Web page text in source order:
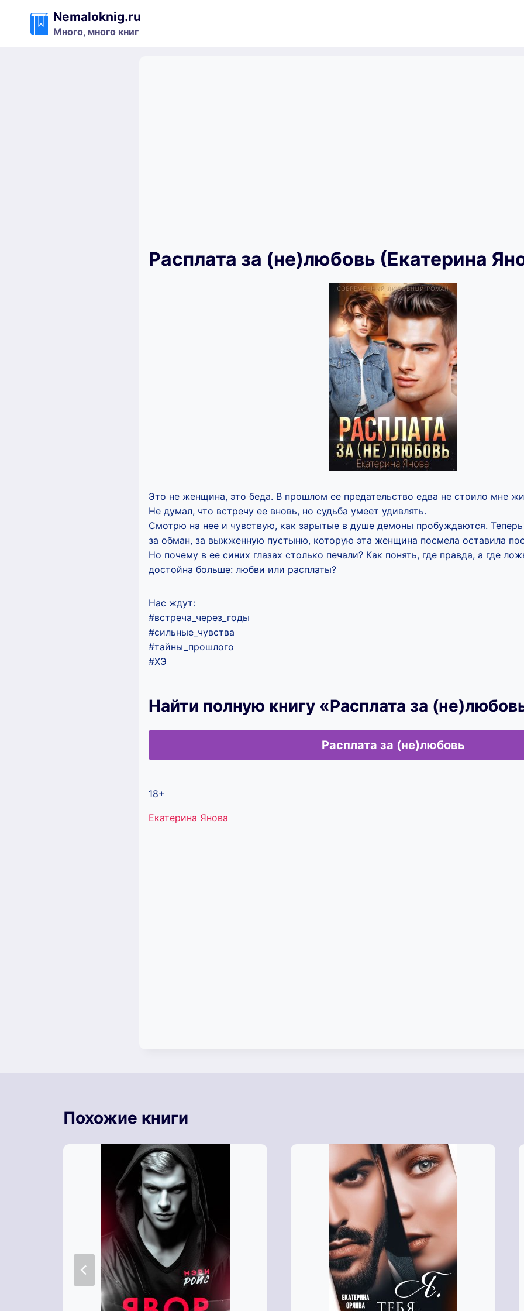
содержимому
Nemaloknig.ru
Много, много книг
Расплата за (не)любовь (Екатерина
Это не женщина, это беда. В прошлом ее предательство едва не стоило мне
Не думал, что встречу ее вновь, но судьба умеет удивлять.
Смотрю на нее и чувствую, как зарытые в душе демоны пробуждаются.
за обман, за выжженную пустыню, которую эта женщина посмела оставила
Но почему в ее синих глазах столько печали? Как понять, где правда, а где
достойна больше: любви или расплаты?
Нас ждут:
#встреча_через_годы
#сильные_чувства
#тайны_прошлого
#ХЭ
Найти полную книгу «Расплата за
Расплата за (не)любовь
18+
Метки
Екатерина Янова
Похожие книги